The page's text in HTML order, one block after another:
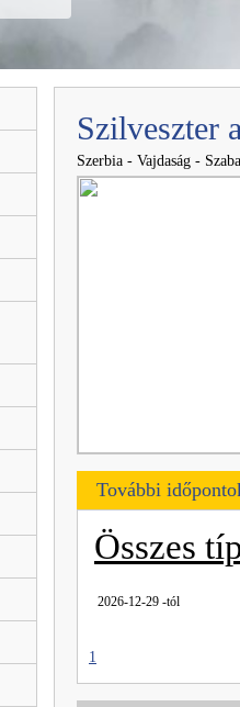
Szilveszter
Szerbia - Vajdaság -
További
Összes
2026-12-29 -tól
1